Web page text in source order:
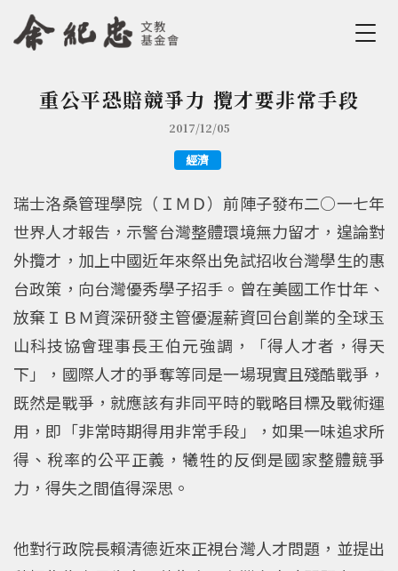
Jump to Navigation
Jump to Main content
您在這裡
重公平恐賠競爭力 攬才要非常手段
2017/12/05
經濟
瑞士洛桑管理學院（ＩＭＤ）前陣子發布二○一七年
世界人才報告，示警台灣整體環境無力留才，遑論對
外攬才，加上中國近年來祭出免試招收台灣學生的惠
台政策，向台灣優秀學子招手。曾在美國工作廿年、
放棄ＩＢＭ資深研發主管優渥薪資回台創業的全球玉
山科技協會理事長王伯元強調，「得人才者，得天
下」，國際人才的爭奪等同是一場現實且殘酷戰爭，
既然是戰爭，就應該有非同平時的戰略目標及戰術運
用，即「非常時期得用非常手段」，如果一味追求所
得、稅率的公平正義，犧牲的反倒是國家整體競爭
力，得失之間值得深思。
他對行政院長賴清德近來正視台灣人才問題，並提出